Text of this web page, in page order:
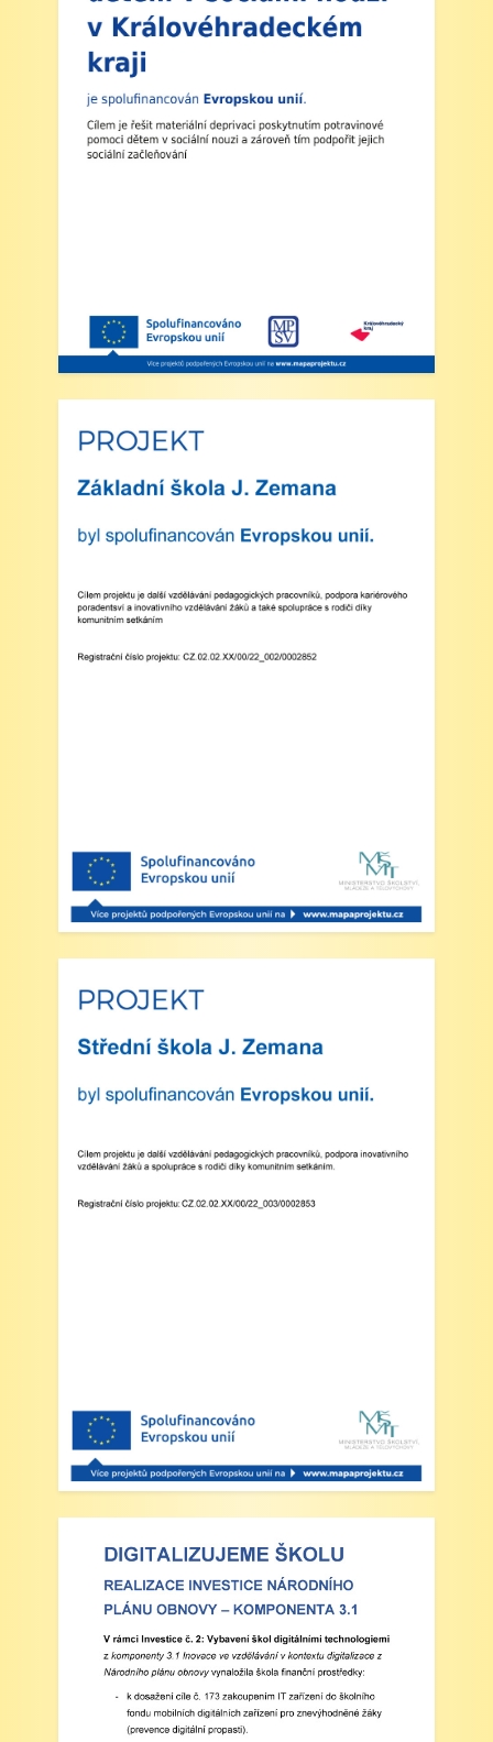
končí po 1. vyučovací hodině. Provoz školní
družiny nebude zajištěn a obědy se v tento den
neposkytují.
2. Výuka: Od úterý 2. září 2025 bude probíhat
výuka denně od 8:00 do 11:25 hodin.
schválenou přihláškou do ŠD).
5. Projekt „Obědy do škol“: Zákonní zástupci
žáků, kteří budou do projektu zapojeni,
předloží škole platné potvrzení z Úřadu práce o
pobírání dávek hmotné nouze. Tito zákonní
zástupci budou dne 2. září 2025 kontaktováni
V Náchodě dne 20. srpna 2025 Ing. Ivo
Zveřejněno: 29.5.2025
Třídní výlet Liberec IV.třída
Zveřejněno: 20.5.2025
Výlet do ZOO Dvůr Králové n/L
Zveřejněno: 16.5.2025
plavecká výuka, V., VI. a VII.třída
Třídní schůzky dne 8. 4. 2025 od 13 - 16